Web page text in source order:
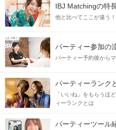
IBJ Matchingの特
他と比べてここが違う
パーティー参加の
パーティー予約後から
パーティーランク
「いいね」をもらうほ
ィーランクとは
パーティーツール